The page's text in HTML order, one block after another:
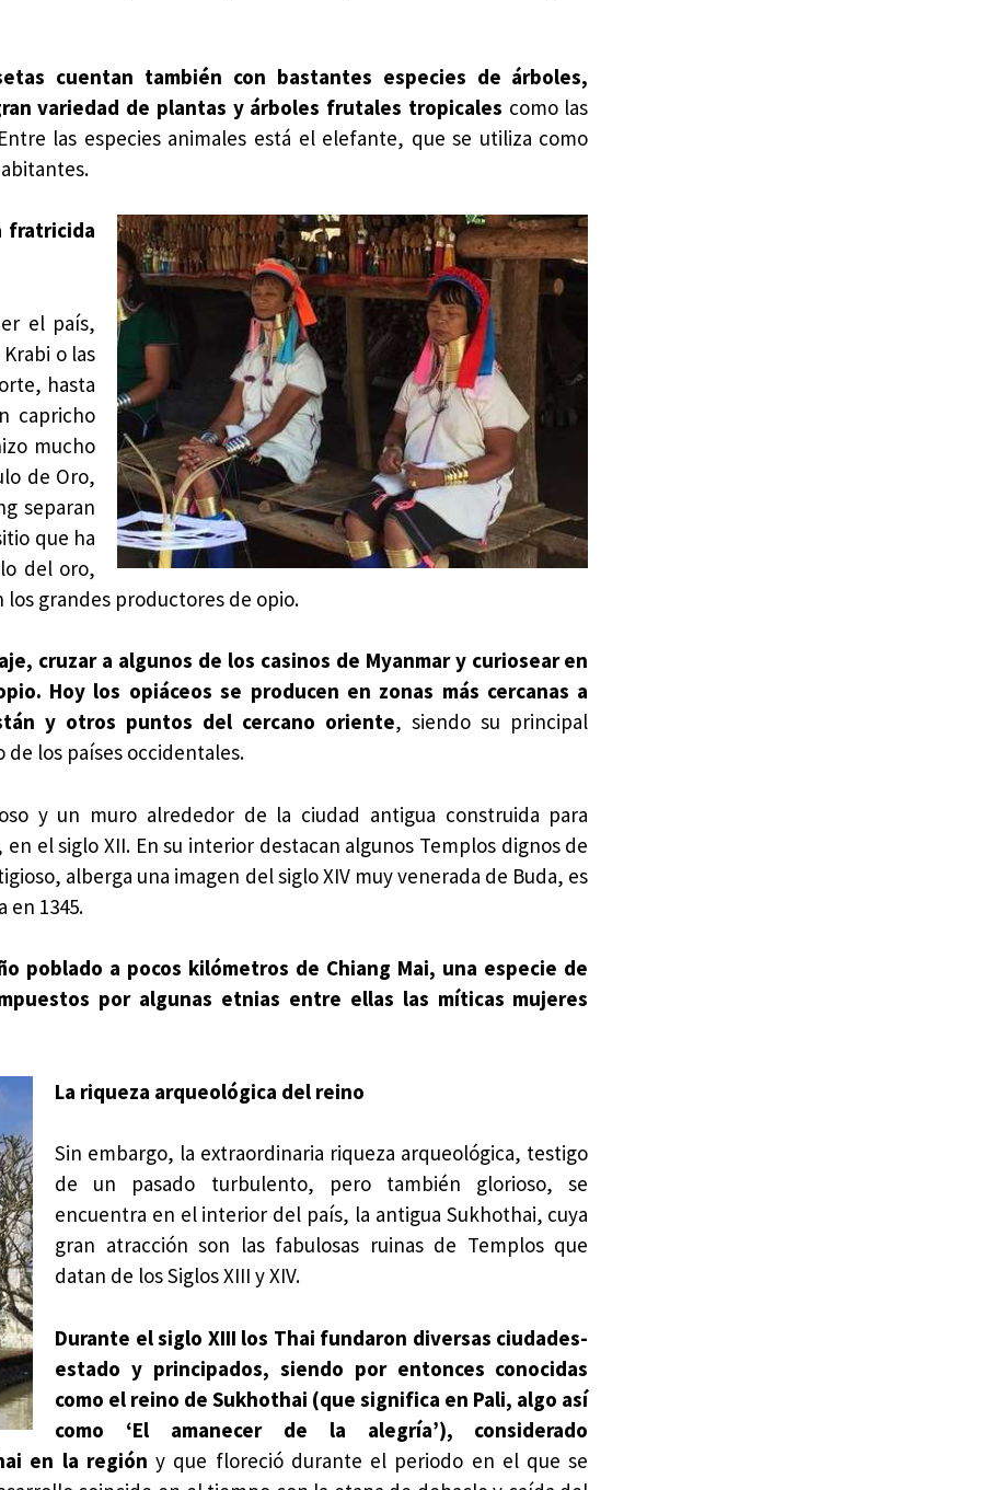
cuentan también con bastantes especies de árboles,
variedad de plantas y árboles frutales tropicales como las
las especies animales está el elefante, que se utiliza como
fratricida
el país,
o las
hasta
capricho
mucho
de Oro,
separan
que ha
del oro,
los grandes productores de opio.
cruzar a algunos de los casinos de Myanmar y curiosear en
Hoy los opiáceos se producen en zonas más cercanas a
y otros puntos del cercano oriente, siendo su principal
los países occidentales.
y un muro alrededor de la ciudad antigua construida para
el siglo XII. En su interior destacan algunos Templos dignos de
alberga una imagen del siglo XIV muy venerada de Buda, es
en 1345.
poblado a pocos kilómetros de Chiang Mai, una especie de
por algunas etnias entre ellas las míticas mujeres
La riqueza arqueológica del reino
Sin embargo, la extraordinaria riqueza arqueológica, testigo
de un pasado turbulento, pero también glorioso, se
encuentra en el interior del país, la antigua Sukhothai, cuya
gran atracción son las fabulosas ruinas de Templos que
datan de los Siglos XIII y XIV.
Durante el siglo XIII los Thai fundaron diversas ciudades-
estado y principados, siendo por entonces conocidas
como el reino de Sukhothai (que significa en Pali, algo así
como ‘El amanecer de la alegría’), considerado
en la región y que floreció durante el periodo en el que se